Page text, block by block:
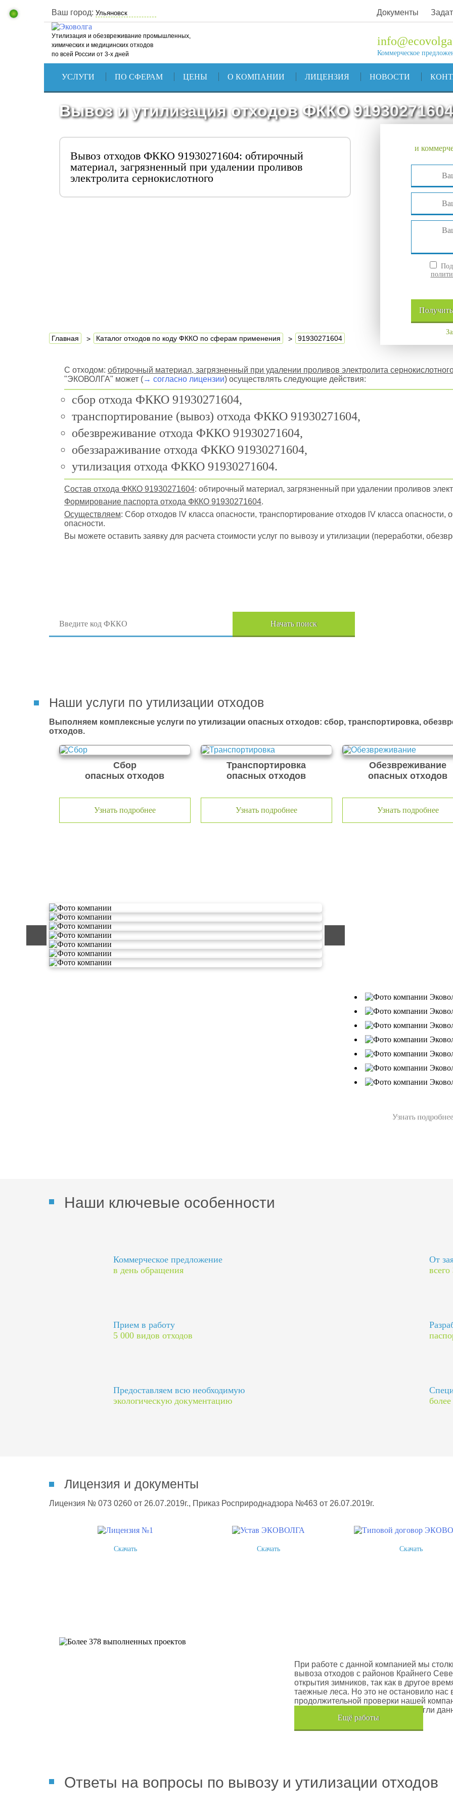
Ваш город: Документы
Утилизация и обезвреживание промышленных,
химических и медицинских отходов
по всей России от 3-х дней
Коммерческое
УСЛУГИ ПО СФЕРАМ ЦЕНЫ О КОМПАНИИ ЛИЦЕНЗИЯ НОВОСТИ
Вывоз и утилизация отходов ФККО 91930271604
Вывоз отходов ФККО 91930271604: обтирочный
материал, загрязненный при удалении проливов
электролита сернокислотного
и
Получить
Главная Каталог отходов по коду ФККО по сферам применения 91930271604
С отходом: обтирочный материал, загрязненный при удалении проливов электролита
"ЭКОВОЛГА" может (→ согласно лицензии) осуществлять следующие действия:
сбор отхода ФККО 91930271604,
транспортирование (вывоз) отхода ФККО 91930271604,
обезвреживание отхода ФККО 91930271604,
обеззараживание отхода ФККО 91930271604,
утилизация отхода ФККО 91930271604.
Состав отхода ФККО 91930271604: обтирочный материал, загрязненный при удалении проливов
Формирование паспорта отхода ФККО 91930271604.
Осуществляем: Сбор отходов lV класса опасности, транспортирование отходов lV класса опасности,
опасности.
Вы можете оставить заявку для расчета стоимости услуг по вывозу и утилизации (переработки,
Начать поиск
Наши услуги по утилизации отходов
Выполняем комплексные услуги по утилизации опасных отходов: сбор, транспортировка,
отходов.
Сбор
опасных отходов
Узнать подробнее
Транспортировка
опасных отходов
Узнать подробнее
Обезвреживание
опасных отходов
Узнать подробнее
Узнать подробнее
Наши ключевые особенности
Коммерческое предложение
в день обращения
От
Прием в работу
5 000 видов отходов
Предоставляем всю необходимую
экологическую документацию
Лицензия и документы
Лицензия № 073 0260 от 26.07.2019г., Приказ Росприроднадзора №463 от 26.07.2019г.
Скачать Скачать Скачать
При работе с данной компанией мы
вывоза отходов с районов Крайнего
открытия зимников, так как в другое
таежные леса. Но это не остановило
продолжительной проверки нашей
транспортного средства, мы помогли
Хочется также отметить, что…
Eщё работы
Ответы на вопросы по вывозу и утилизации отходов